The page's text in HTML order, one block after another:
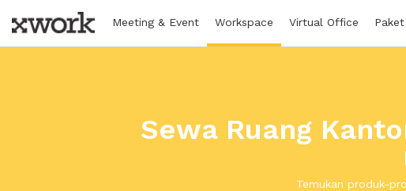
Meeting & Event Workspace Virtual Office
Sewa Ruang
Temukan produk-